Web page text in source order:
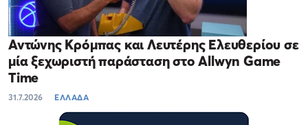
Αντώνης Κρόμπας και Λευτέρης Ελευθερίου σε
μία ξεχωριστή παράσταση στο Allwyn Game
Time
31.7.2026 ΕΛΛΑΔΑ